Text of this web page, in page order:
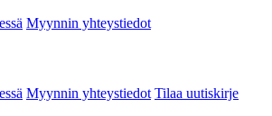
Myynnin yhteystiedot
Myynnin yhteystiedot Tilaa uutiskirje